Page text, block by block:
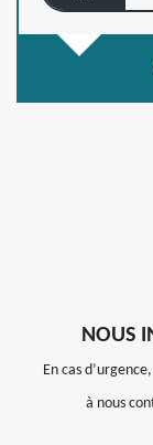
NOUS
En cas
à nous